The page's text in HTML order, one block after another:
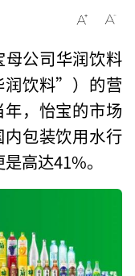
公司华润饮料
润饮料”）的营
，怡宝的市场
包装饮用水行
高达41%。